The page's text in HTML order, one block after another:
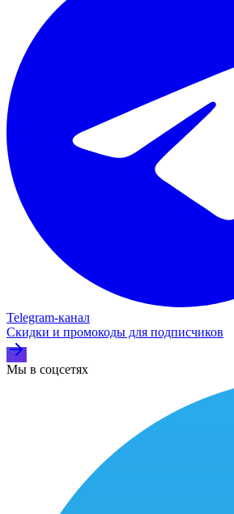
Telegram‑канал
Скидки и промокоды для подписчиков
Мы в соцсетях